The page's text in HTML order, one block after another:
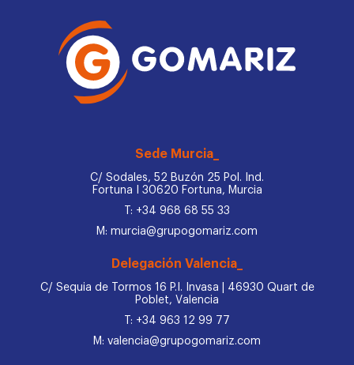
Sede Murcia_
C/ Sodales, 52 Buzón 25 Pol. Ind.
Fortuna I 30620 Fortuna, Murcia
T: +34 968 68 55 33
M: murcia@grupogomariz.com
Delegación Valencia_
C/ Sequia de Tormos 16 P.I. Invasa | 46930 Quart de
Poblet, Valencia
T: +34 963 12 99 77
M: valencia@grupogomariz.com